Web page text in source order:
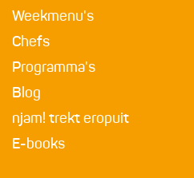
Weekmenu's
Chefs
Programma's
Blog
njam! trekt eropuit
E-books